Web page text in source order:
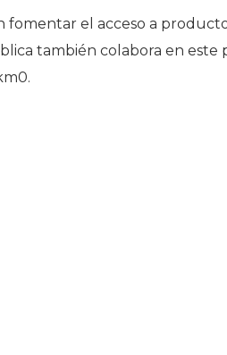
fomentar el acceso a
también colabora en este